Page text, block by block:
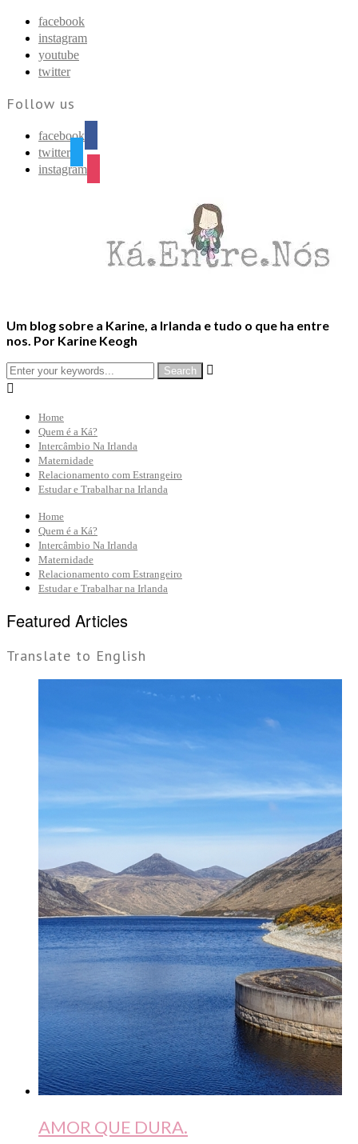
facebook
instagram
youtube
twitter
Follow us
facebook
twitter
instagram
Um blog sobre a Karine, a Irlanda e tudo o que ha entre
nos. Por Karine Keogh


Home
Quem é a Ká?
Intercâmbio Na Irlanda
Maternidade
Relacionamento com Estrangeiro
Estudar e Trabalhar na Irlanda
Home
Quem é a Ká?
Intercâmbio Na Irlanda
Maternidade
Relacionamento com Estrangeiro
Estudar e Trabalhar na Irlanda
Featured Articles
Translate to English
AMOR QUE DURA.